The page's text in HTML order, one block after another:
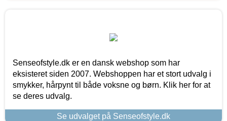
Senseofstyle.dk er en dansk webshop som har
eksisteret siden 2007. Webshoppen har et stort udvalg i
smykker, hårpynt til både voksne og børn. Klik her for at
se deres udvalg.
Se udvalget på Senseofstyle.dk